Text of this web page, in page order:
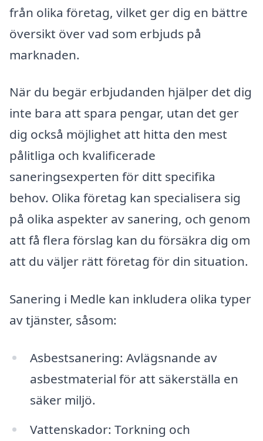
från olika företag, vilket ger dig en bättre
översikt över vad som erbjuds på
marknaden.
När du begär erbjudanden hjälper det dig
inte bara att spara pengar, utan det ger
dig också möjlighet att hitta den mest
pålitliga och kvalificerade
saneringsexperten för ditt specifika
behov. Olika företag kan specialisera sig
på olika aspekter av sanering, och genom
att få flera förslag kan du försäkra dig om
att du väljer rätt företag för din situation.
Sanering i Medle kan inkludera olika typer
av tjänster, såsom:
Asbestsanering: Avlägsnande av
asbestmaterial för att säkerställa en
säker miljö.
Vattenskador: Torkning och